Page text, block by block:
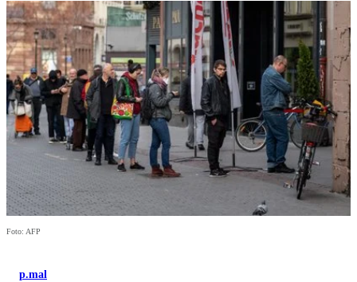
Foto: AFP
p.mal